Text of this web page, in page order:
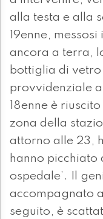
alla testa e alla
19enne,
ancora a terra,
bottiglia di vetro
provvidenziale
18enne è
zona della
attorno alle 23,
hanno picchiato
ospedale’. Il
accompagnato
seguito, è